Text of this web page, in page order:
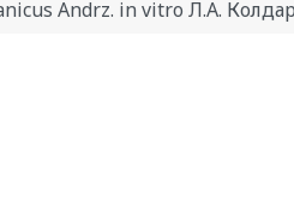
Andrz. in vitro Л.А.